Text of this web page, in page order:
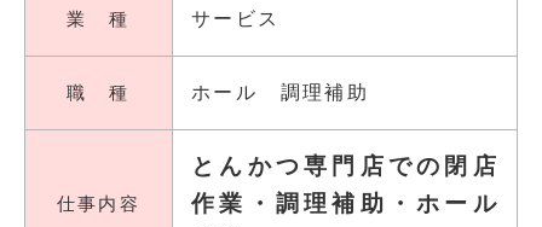
業 種 サービス
職 種 ホール 調理補助
仕事内容
とんかつ専門店での閉店
作業・調理補助・ホール